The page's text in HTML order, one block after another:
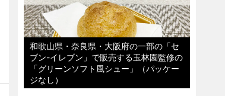
和歌山県・奈良県・大阪府の一部の「セ
ブン-イレブン」で販売する玉林園監修の
「グリーンソフト風シュー」（パッケー
ジなし）